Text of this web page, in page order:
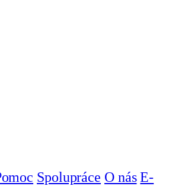
Spolupráce O nás E-